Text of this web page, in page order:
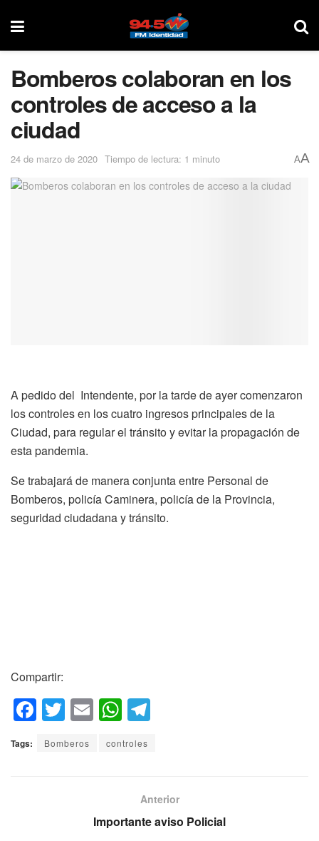
Bomberos colaboran en los
controles de acceso a la
ciudad
24 de marzo de 2020 Tiempo de lectura: 1 minuto AA
A pedido del Intendente, por la tarde de ayer comenzaron
los controles en los cuatro ingresos principales de la
Ciudad, para regular el tránsito y evitar la propagación de
esta pandemia.
Se trabajará de manera conjunta entre Personal de
Bomberos, policía Caminera, policía de la Provincia,
seguridad ciudadana y tránsito.
Compartir:
F
a
c
T
wi
tt
E
m
ail
W
h
at
p
a
m
Tags: Bomberos controles
Anterior
Importante aviso Policial